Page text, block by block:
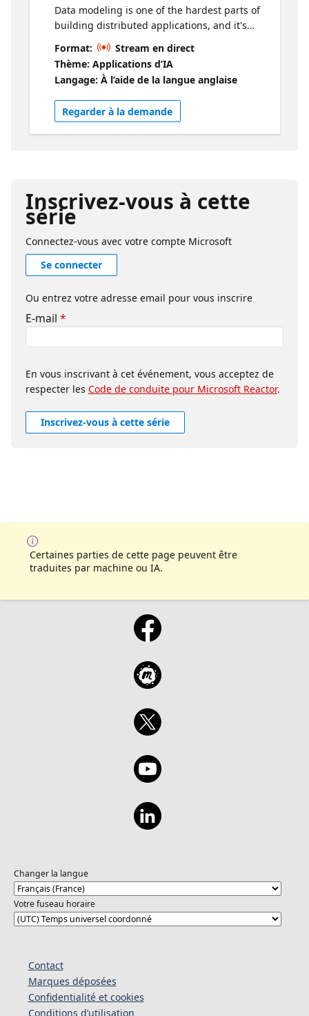
Data modeling is one of the hardest parts of
building distributed applications, and it's
easy to get wrong early. This session
explores how an agent can help design
containers, partition keys, relationships, and
access patterns for Azure Cosmos DB while
teaching developers how to validate those
recommendations. Check out the CosmosDB
Agent Kit Microsoft | Azure Databases
Format:
Stream en direct
Thème: Applications d’IA
Langage: À l’aide de la langue anglaise
Regarder à la demande
Inscrivez-vous à cette
série
Connectez-vous avec votre compte Microsoft
Se connecter
Ou entrez votre adresse email pour vous inscrire
E-mail *
En vous inscrivant à cet événement, vous acceptez de
respecter les Code de conduite pour Microsoft Reactor.
Inscrivez-vous à cette série
Certaines parties de cette page peuvent être
traduites par machine ou IA.
Changer la langue
Votre fuseau horaire
Contact
Marques déposées
Confidentialité et cookies
Conditions d’utilisation